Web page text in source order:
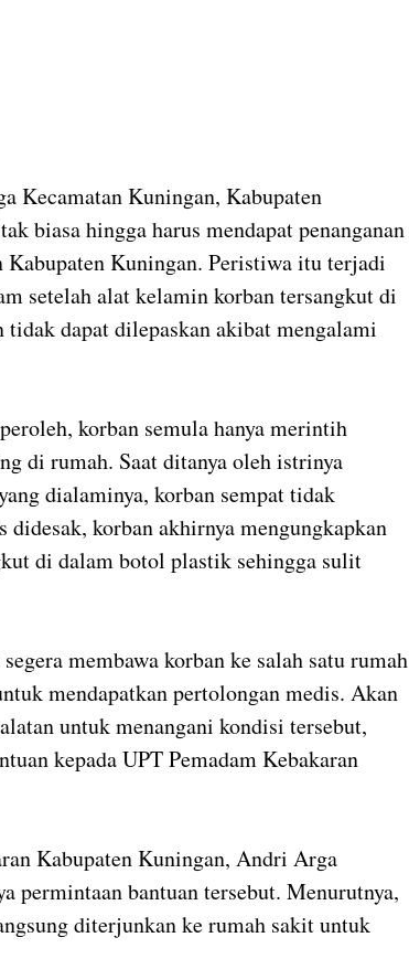
Kecamatan Kuningan, Kabupaten
biasa hingga harus mendapat penanganan
Kabupaten Kuningan. Peristiwa itu terjadi
setelah alat kelamin korban tersangkut di
dapat dilepaskan akibat mengalami
korban semula hanya merintih
di rumah. Saat ditanya oleh istrinya
dialaminya, korban sempat tidak
didesak, korban akhirnya mengungkapkan
di dalam botol plastik sehingga sulit
membawa korban ke salah satu rumah
mendapatkan pertolongan medis. Akan
untuk menangani kondisi tersebut,
kepada UPT Pemadam Kebakaran
Kabupaten Kuningan, Andri Arga
permintaan bantuan tersebut. Menurutnya,
diterjunkan ke rumah sakit untuk